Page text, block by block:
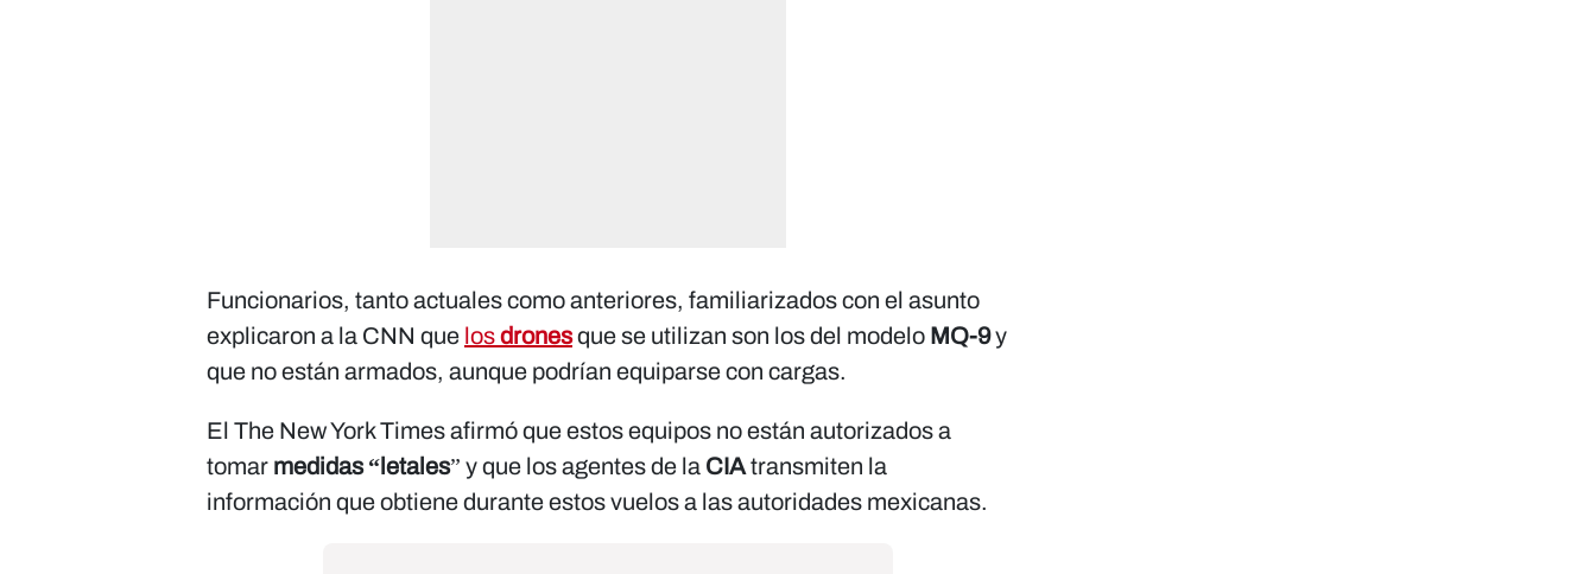
Funcionarios, tanto actuales como anteriores, familiarizados con el asunto
explicaron a la CNN que losdronesque se utilizan son los del modelo MQ-9y
que no están armados, aunque podrían equiparse con cargas.
El The New York Times afirmó que estos equipos no están autorizados a
tomar medidas “letales” y que los agentes de la CIAtransmiten la
información que obtiene durante estos vuelos a las autoridades mexicanas.